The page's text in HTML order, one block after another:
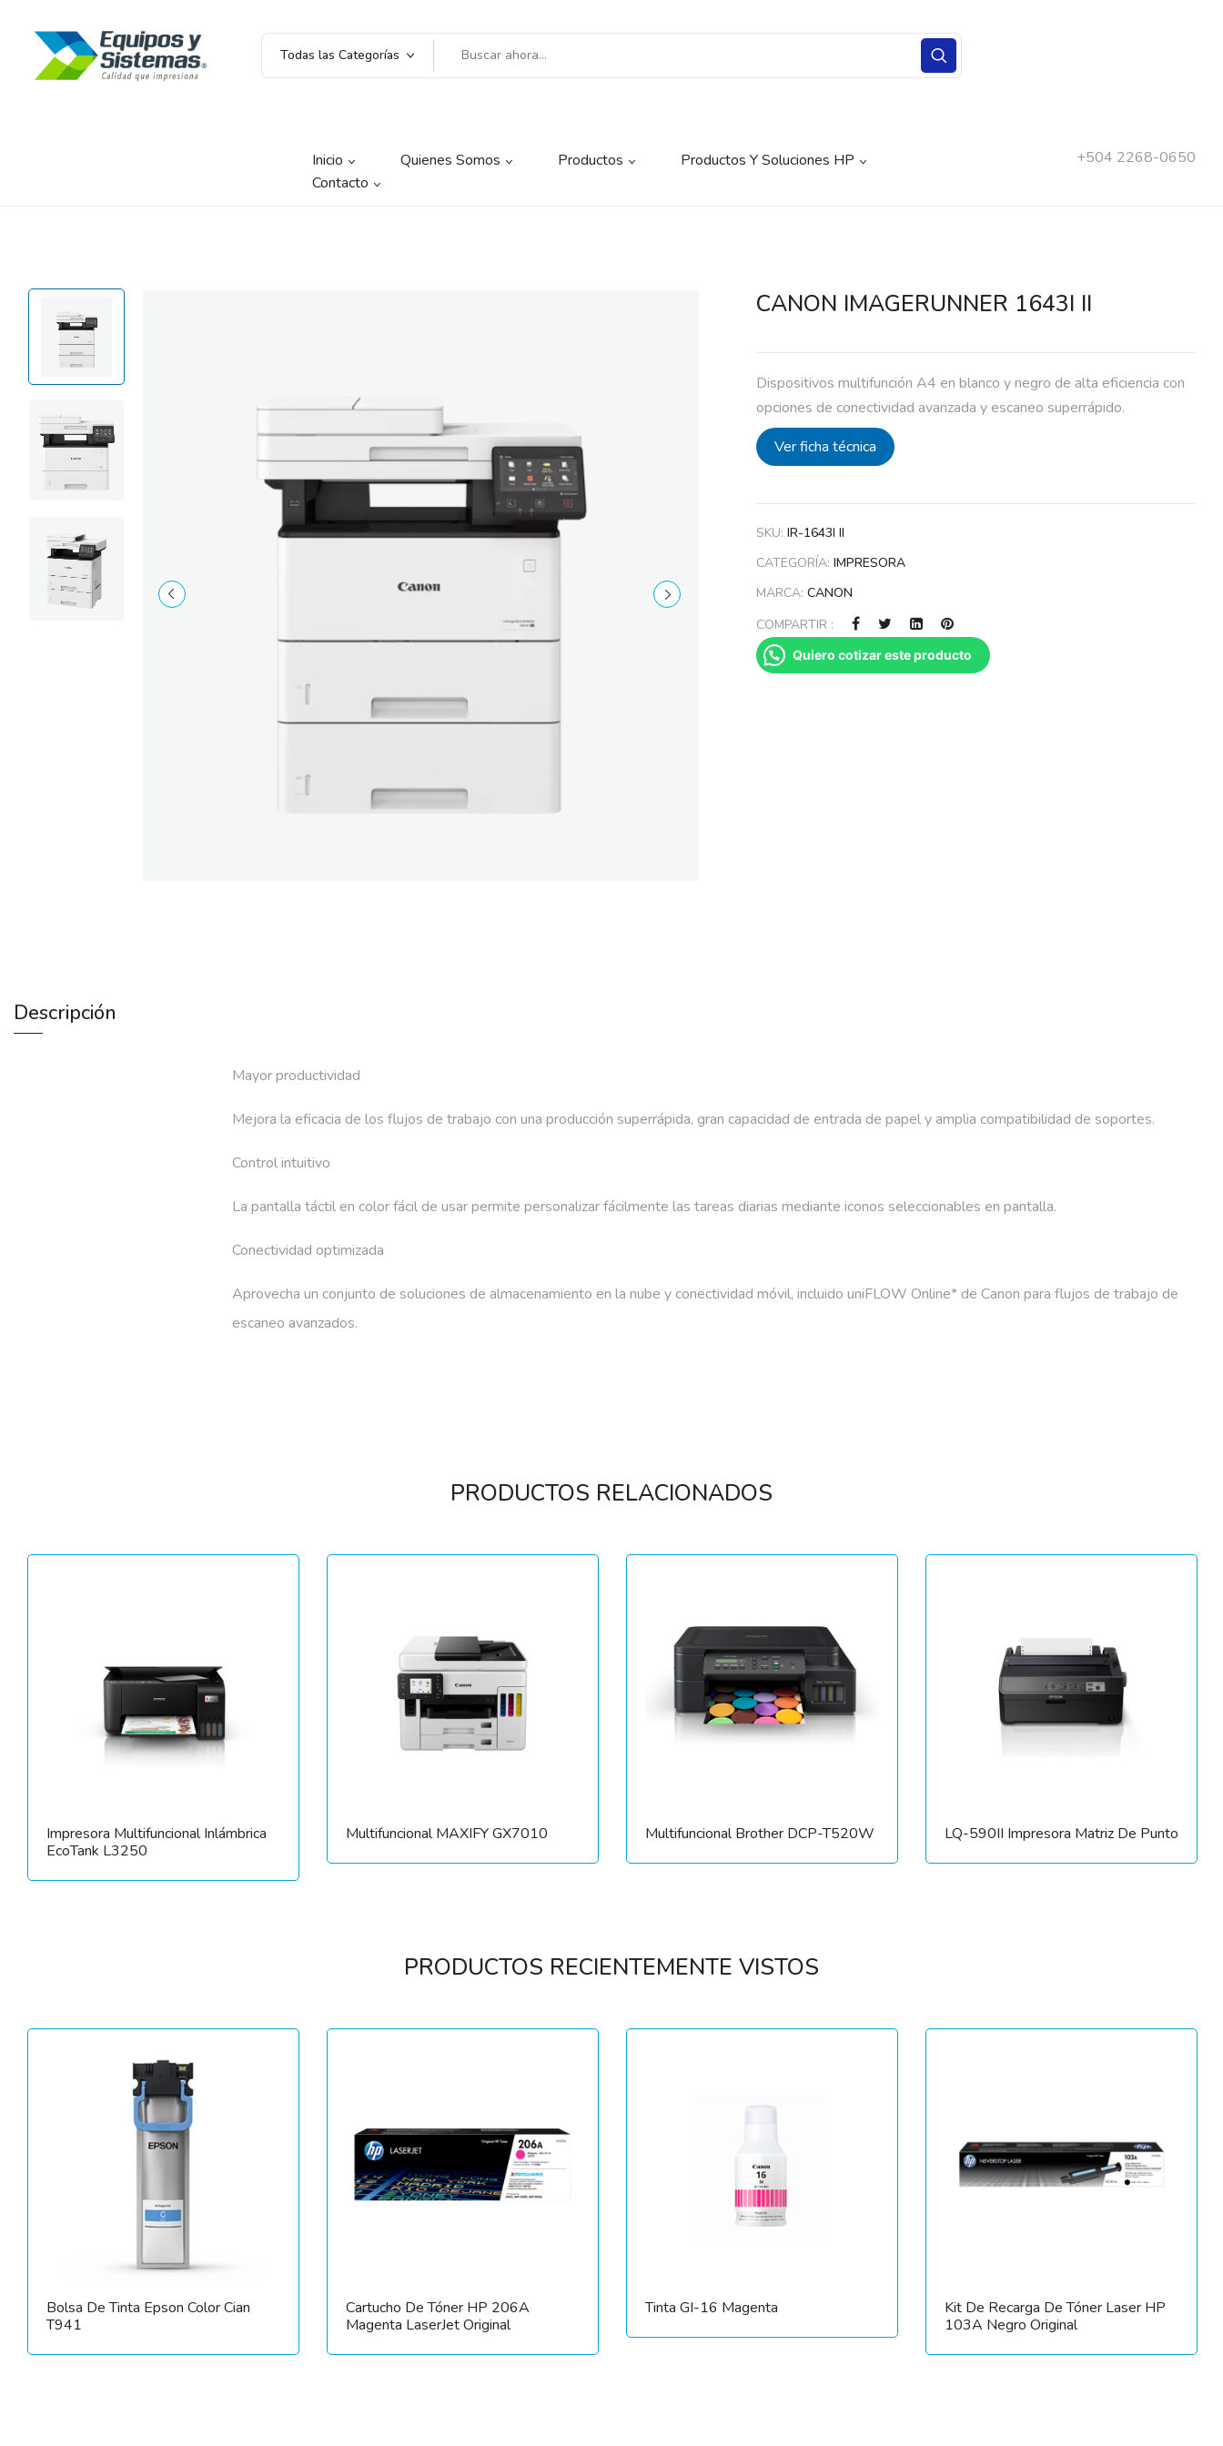
Todas las Categorías
Inicio Quienes Somos Productos
Productos Y Soluciones HP
Contacto
+504 2268-0650
CANON IMAGERUNNER 1643I II
Dispositivos multifunción A4 en blanco y negro de alta eficiencia con
opciones de conectividad avanzada y escaneo superrápido.
Ver ficha técnica
SKU:IR-1643I II
CATEGORÍA:IMPRESORA
MARCA:CANON
COMPARTIR :
Quiero cotizar este producto
Descripción
Mayor productividad
Mejora la eficacia de los flujos de trabajo con una producción superrápida, gran capacidad de entrada de papel y amplia compatibilidad de soportes.
Control intuitivo
La pantalla táctil en color fácil de usar permite personalizar fácilmente las tareas diarias mediante iconos seleccionables en pantalla.
Conectividad optimizada
Aprovecha un conjunto de soluciones de almacenamiento en la nube y conectividad móvil, incluido uniFLOW Online* de Canon para flujos de trabajo de
escaneo avanzados.
PRODUCTOS RELACIONADOS
Impresora Multifuncional Inlámbrica
EcoTank L3250
Multifuncional MAXIFY GX7010 Multifuncional Brother DCP-T520W LQ-590II Impresora Matriz De Punto
PRODUCTOS RECIENTEMENTE VISTOS
Bolsa De Tinta Epson Color Cian
T941
Cartucho De Tóner HP 206A
Magenta LaserJet Original
Tinta GI-16 Magenta
Kit De Recarga De Tóner Laser HP
103A Negro Original